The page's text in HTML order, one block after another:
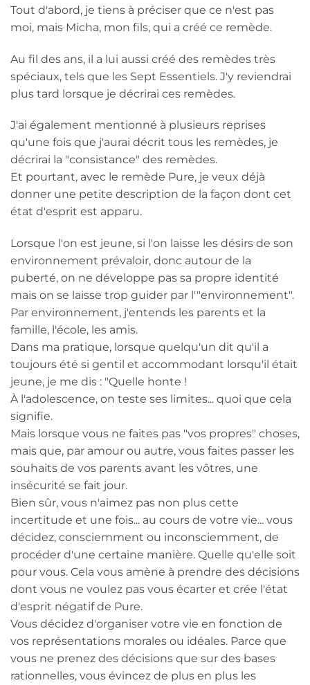
Tout d'abord, je tiens à préciser que ce n'est pas
moi, mais Micha, mon fils, qui a créé ce remède.
Au fil des ans, il a lui aussi créé des remèdes très
spéciaux, tels que les Sept Essentiels. J'y reviendrai
plus tard lorsque je décrirai ces remèdes.
J'ai également mentionné à plusieurs reprises
qu'une fois que j'aurai décrit tous les remèdes, je
décrirai la "consistance" des remèdes.
Et pourtant, avec le remède Pure, je veux déjà
donner une petite description de la façon dont cet
état d'esprit est apparu.
Lorsque l'on est jeune, si l'on laisse les désirs de son
environnement prévaloir, donc autour de la
puberté, on ne développe pas sa propre identité
mais on se laisse trop guider par l'"environnement".
Par environnement, j'entends les parents et la
famille, l'école, les amis.
Dans ma pratique, lorsque quelqu'un dit qu'il a
toujours été si gentil et accommodant lorsqu'il était
jeune, je me dis : "Quelle honte !
À l'adolescence, on teste ses limites... quoi que cela
signifie.
Mais lorsque vous ne faites pas "vos propres" choses,
mais que, par amour ou autre, vous faites passer les
souhaits de vos parents avant les vôtres, une
insécurité se fait jour.
Bien sûr, vous n'aimez pas non plus cette
incertitude et une fois... au cours de votre vie... vous
décidez, consciemment ou inconsciemment, de
procéder d'une certaine manière. Quelle qu'elle soit
pour vous. Cela vous amène à prendre des décisions
dont vous ne voulez pas vous écarter et crée l'état
d'esprit négatif de Pure.
Vous décidez d'organiser votre vie en fonction de
vos représentations morales ou idéales. Parce que
vous ne prenez des décisions que sur des bases
rationnelles, vous évincez de plus en plus les